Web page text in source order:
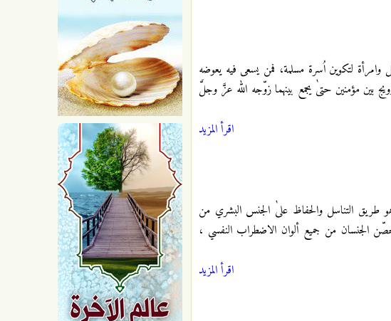
وامرأة لتكوين اُسرة مسلمة، فمن يسعى فيه يعوضه
بين مؤمنين حتىٰ يجمع بينهما زوّجه الله عزَّ وجلَّ
اقرأ المزيد
طريق التناسل والحفاظ علىٰ الجنس البشري من
الجنسان من جميع ألوان الاضطراب النفسي ،
اقرأ المزيد